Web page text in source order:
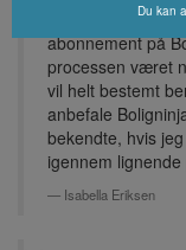
længe har
abonnement på
processen været
vil helt bestemt
anbefale
bekendte, hvis
igennem
Isabella Eriksen
Du kan